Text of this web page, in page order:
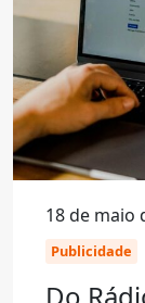
18 de maio
Publicidade